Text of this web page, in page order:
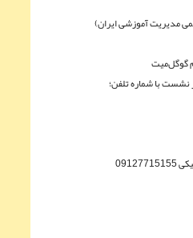
مدیریت آموزشی ایران)
گوگل‌میت
با شماره تلفن؛